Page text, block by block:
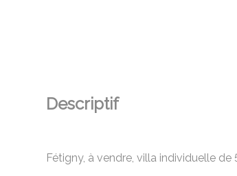
Descriptif
Fétigny, à vendre, villa individuelle de